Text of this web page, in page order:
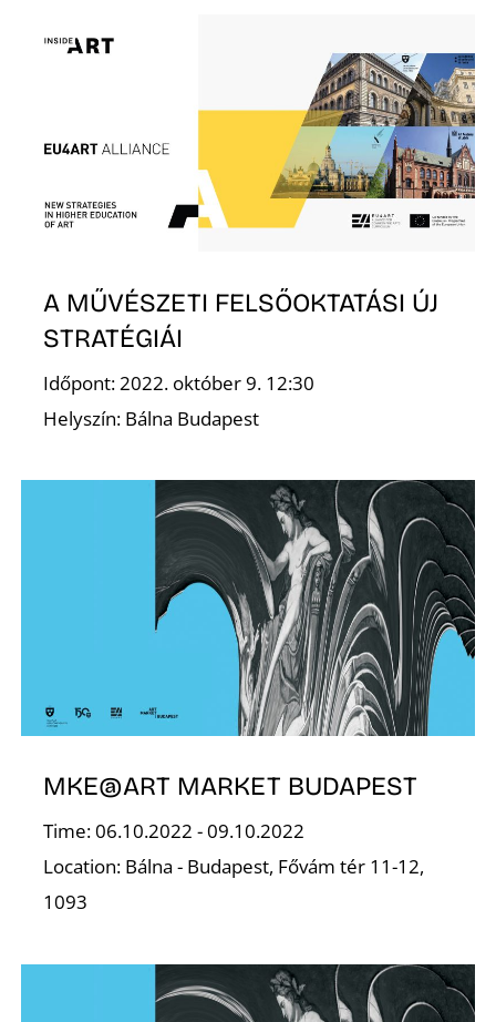
A MŰVÉSZETI FELSŐOKTATÁSI ÚJ
STRATÉGIÁI
Időpont: 2022. október 9. 12:30
Helyszín: Bálna Budapest
MKE@ART MARKET BUDAPEST
Time: 06.10.2022 - 09.10.2022
Location: Bálna - Budapest, Fővám tér 11-12,
1093